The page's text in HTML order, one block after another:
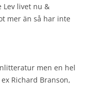
Lev livet nu &
mer än så har inte
men en hel
Richard Branson,